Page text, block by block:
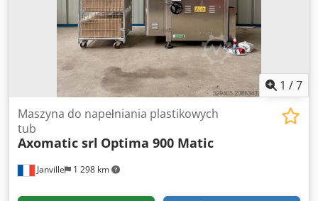
1 /7
Janville 1 298 km
Maszyna do napełniania plastikowych
tub
Axomatic srl Optima 900 Matic